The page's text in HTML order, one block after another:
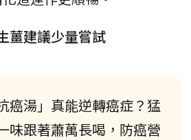
薑建議少量嘗試
癌湯」真能逆轉癌症？猛
味跟著蕭萬長喝，防癌營